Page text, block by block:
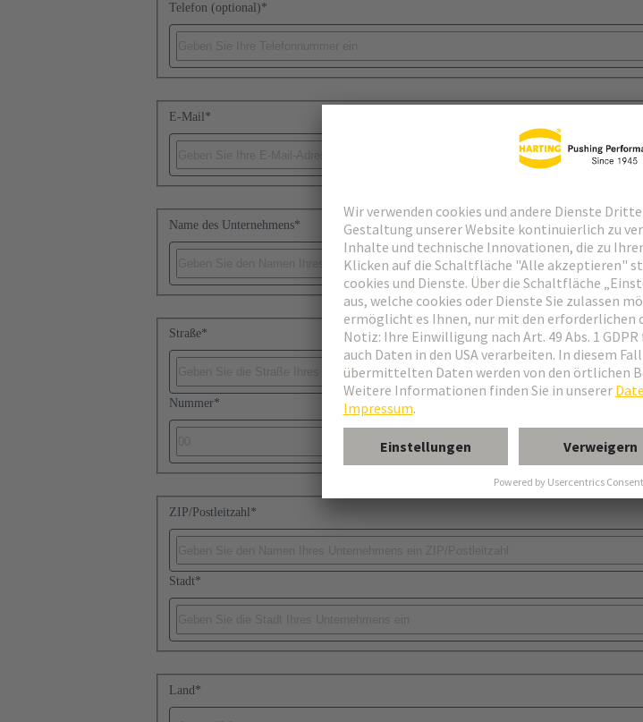
Telefon (optional)*
E-Mail*
Name des Unternehmens*
Straße*
Nummer*
ZIP/Postleitzahl*
Stadt*
Land *